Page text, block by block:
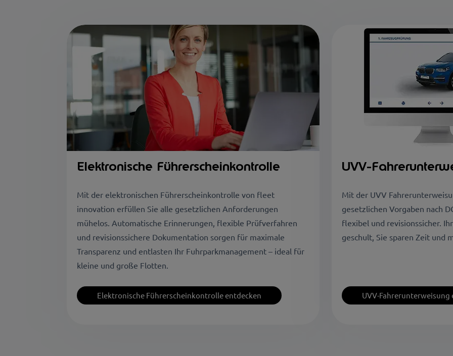
Elektronische Führerscheinkontrolle
Mit der elektronischen Führerscheinkontrolle von fleet
innovation erfüllen Sie alle gesetzlichen Anforderungen
mühelos. Automatische Erinnerungen, flexible Prüfverfahren
und revisionssichere Dokumentation sorgen für maximale
Transparenz und entlasten Ihr Fuhrparkmanagement – ideal für
kleine und große Flotten.
Elektronische Führerscheinkontrolle entdecken
UVV-
Mit der UVV
gesetzlichen Vorgaben nach
flexibel und revisionssicher.
geschult, Sie sparen Zeit und
UVV-Fahrerunterweisung